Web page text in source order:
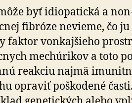
byť idiopatická a
fibróze nevieme, čo ju
faktor vonkajšieho
mechúrikov a toto
reakciu najmä
opraviť poškodené